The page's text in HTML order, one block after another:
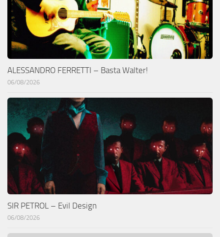
ALESSANDRO FERRETTI – Basta Walter!
06/08/2026
SIR PETROL – Evil Design
06/08/2026